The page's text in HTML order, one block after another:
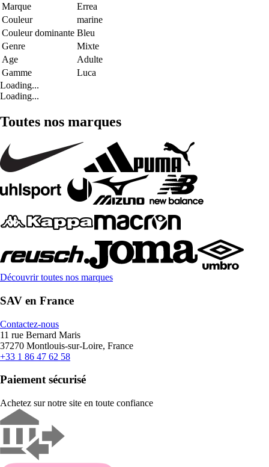
Marque
Errea
Couleur
marine
Couleur dominante Bleu
Genre
Mixte
Age
Adulte
Gamme
Luca
Loading...
Loading...
Toutes nos marques
Découvrir toutes nos marques
SAV en France
Contactez-nous
11 rue Bernard Maris
37270 Montlouis-sur-Loire, France
+33 1 86 47 62 58
Paiement sécurisé
Achetez sur notre site en toute confiance